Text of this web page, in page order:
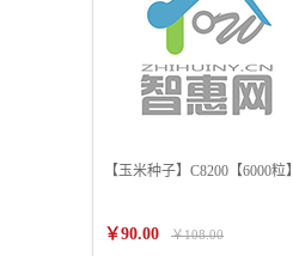
【玉米种子】C8200【6000粒】
￥90.00 ￥108.00